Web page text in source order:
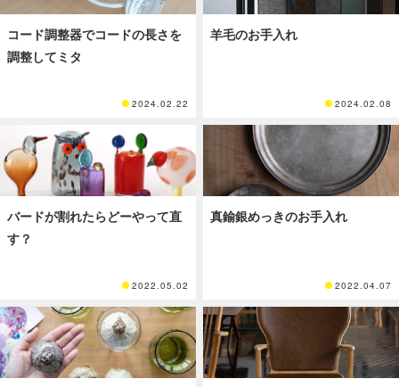
コード調整器でコードの長さを
調整してミタ
2024.02.22
羊毛のお手入れ
2024.02.08
バードが割れたらどーやって直
す？
2022.05.02
真鍮銀めっきのお手入れ
2022.04.07